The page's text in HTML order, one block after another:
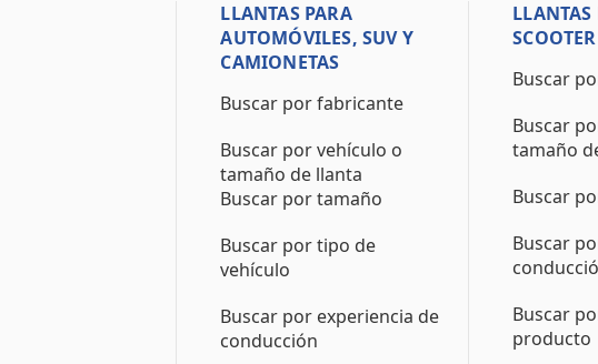
LLANTAS PARA
AUTOMÓVILES, SUV Y
CAMIONETAS
Buscar por fabricante
Buscar por vehículo o
tamaño de llanta
Buscar por tamaño
Buscar por tipo de
vehículo
Buscar por experiencia de
conducción
SCOOTER
Buscar
Buscar
tamaño
Buscar
Buscar
Buscar
producto